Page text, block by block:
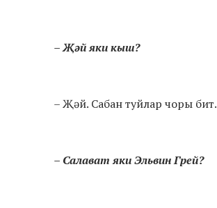
– Җәй яки кыш?
– Җәй. Сабан туйлар чоры бит.
– Салават яки Эльвин Грей?